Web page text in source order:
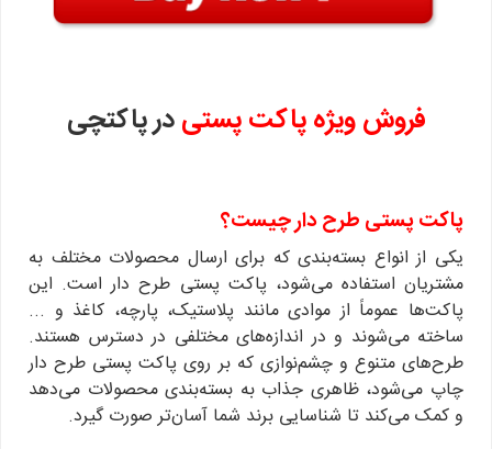
فروش ویژه پاکت پستیدر پاکتچی
پاکت پستی طرح دار چیست؟
یکی از انواع بسته‌بندی که برای ارسال محصولات مختلف به
مشتریان استفاده می‌شود، پاکت‌ پستی طرح دار است. این
پاکت‌ها عموماً از موادی مانند پلاستیک، پارچه، کاغذ و ...
ساخته می‌شوند و در اندازه‌های مختلفی در دسترس هستند.
طرح‌های متنوع و چشم‌نوازی که بر روی پاکت پستی طرح دار
چاپ می‌شود، ظاهری جذاب به بسته‌بندی محصولات می‌دهد
و کمک می‌کند تا شناسایی برند شما آسان‌تر صورت گیرد.